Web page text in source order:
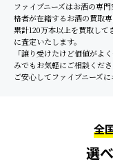
ファイブニーズはお酒の専
格者が在籍するお酒の買取専
累計120万本以上を買取し
に査定いたします。
「譲り受けたけど価値がよ
みでもお気軽にご相談くださ
ご安心してファイブニーズに
全
選